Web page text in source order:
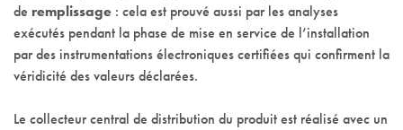
de remplissage : cela est prouvé aussi par les analyses
exécutés pendant la phase de mise en service de l’installation
par des instrumentations électroniques certifiées qui confirment la
véridicité des valeurs déclarées.
Le collecteur central de distribution du produit est réalisé avec un